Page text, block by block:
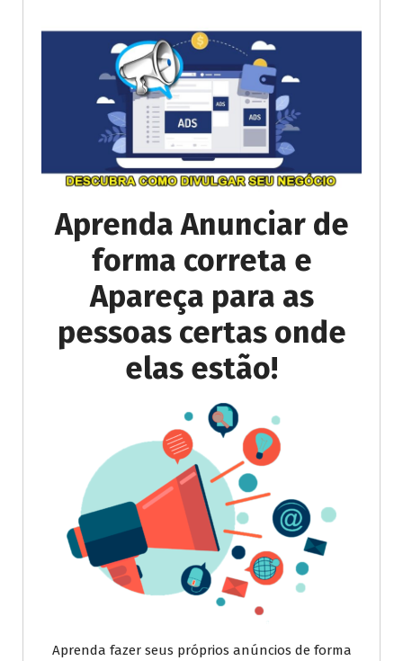
Aprenda Anunciar de
forma correta e
Apareça para as
pessoas certas onde
elas estão!
Aprenda fazer seus próprios anúncios de forma